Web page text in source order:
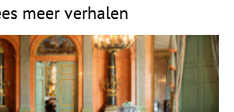
meer verhalen